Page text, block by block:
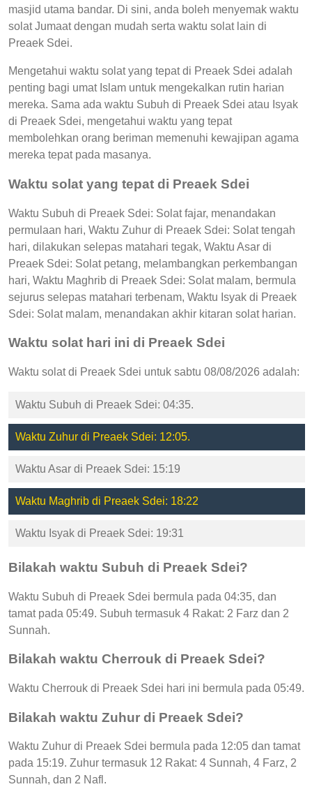
masjid utama bandar. Di sini, anda boleh menyemak waktu
solat Jumaat dengan mudah serta waktu solat lain di
Preaek Sdei.
Mengetahui waktu solat yang tepat di Preaek Sdei adalah
penting bagi umat Islam untuk mengekalkan rutin harian
mereka. Sama ada waktu Subuh di Preaek Sdei atau Isyak
di Preaek Sdei, mengetahui waktu yang tepat
membolehkan orang beriman memenuhi kewajipan agama
mereka tepat pada masanya.
Waktu solat yang tepat di Preaek Sdei
Waktu Subuh di Preaek Sdei: Solat fajar, menandakan
permulaan hari, Waktu Zuhur di Preaek Sdei: Solat tengah
hari, dilakukan selepas matahari tegak, Waktu Asar di
Preaek Sdei: Solat petang, melambangkan perkembangan
hari, Waktu Maghrib di Preaek Sdei: Solat malam, bermula
sejurus selepas matahari terbenam, Waktu Isyak di Preaek
Sdei: Solat malam, menandakan akhir kitaran solat harian.
Waktu solat hari ini di Preaek Sdei
Waktu solat di Preaek Sdei untuk sabtu 08/08/2026 adalah:
Waktu Subuh di Preaek Sdei: 04:35.
Waktu Zuhur di Preaek Sdei: 12:05.
Waktu Asar di Preaek Sdei: 15:19
Waktu Maghrib di Preaek Sdei: 18:22
Waktu Isyak di Preaek Sdei: 19:31
Bilakah waktu Subuh di Preaek Sdei?
Waktu Subuh di Preaek Sdei bermula pada 04:35, dan
tamat pada 05:49. Subuh termasuk 4 Rakat: 2 Farz dan 2
Sunnah.
Bilakah waktu Cherrouk di Preaek Sdei?
Waktu Cherrouk di Preaek Sdei hari ini bermula pada 05:49.
Bilakah waktu Zuhur di Preaek Sdei?
Waktu Zuhur di Preaek Sdei bermula pada 12:05 dan tamat
pada 15:19. Zuhur termasuk 12 Rakat: 4 Sunnah, 4 Farz, 2
Sunnah, dan 2 Nafl.